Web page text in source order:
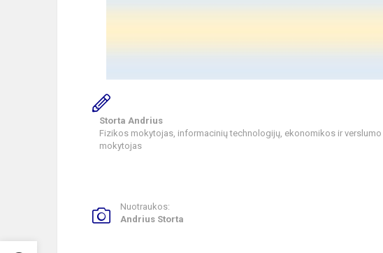
Storta Andrius
Fizikos mokytojas, informacinių technologijų, ekonomikos ir verslumo
mokytojas
Nuotraukos:
Andrius Storta